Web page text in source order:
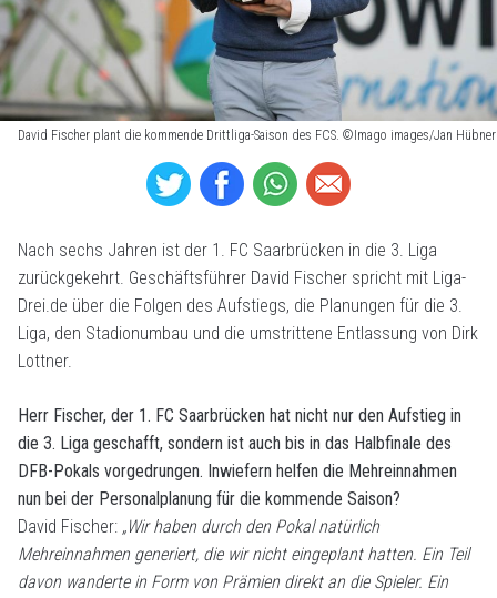
David Fischer plant die kommende Drittliga-Saison des FCS. ©Imago images/Jan Hübner
Nach sechs Jahren ist der 1. FC Saarbrücken in die 3. Liga
zurückgekehrt. Geschäftsführer David Fischer spricht mit Liga-
Drei.de über die Folgen des Aufstiegs, die Planungen für die 3.
Liga, den Stadionumbau und die umstrittene Entlassung von Dirk
Lottner.
Herr Fischer, der 1. FC Saarbrücken hat nicht nur den Aufstieg in
die 3. Liga geschafft, sondern ist auch bis in das Halbfinale des
DFB-Pokals vorgedrungen. Inwiefern helfen die Mehreinnahmen
nun bei der Personalplanung für die kommende Saison?
David Fischer: „Wir haben durch den Pokal natürlich
Mehreinnahmen generiert, die wir nicht eingeplant hatten. Ein Teil
davon wanderte in Form von Prämien direkt an die Spieler. Ein